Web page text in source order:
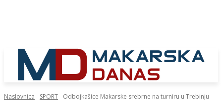
Naslovnica SPORT Odbojkašice Makarske srebrne na turniru u Trebinju